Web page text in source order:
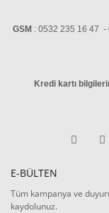
GSM : 0532 235 16
Kredi kartı
E-BÜLTEN
Tüm kampanya ve
kaydolunuz.